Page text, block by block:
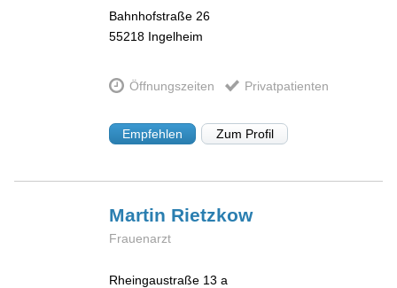
Bahnhofstraße 26
55218 Ingelheim
Öffnungszeiten Privatpatienten
Empfehlen Zum Profil
Martin Rietzkow
Frauenarzt
Rheingaustraße 13 a